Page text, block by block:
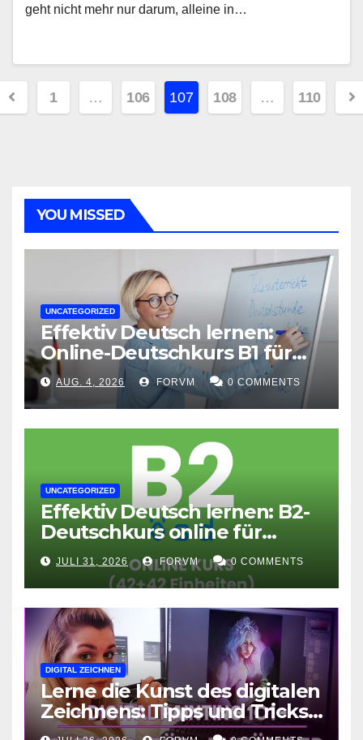
geht nicht mehr nur darum, alleine in…
1 … 106 107 108 … 110
YOU MISSED
UNCATEGORIZED
Effektiv Deutsch lernen:
Online-Deutschkurs B1 für
flexible Lernerfolge
AUG. 4, 2026 FORVM 0 COMMENTS
UNCATEGORIZED
Effektiv Deutsch lernen: B2-
Deutschkurs online für
Fortgeschrittene
JULI 31, 2026 FORVM 0 COMMENTS
DIGITAL ZEICHNEN
Lerne die Kunst des digitalen
Zeichnens: Tipps und Tricks
für kreative Ausdruckskunst